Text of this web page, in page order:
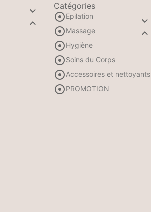


Catégories


Epilation
Massage
Hygiène
Soins du Corps
Accessoires et nettoyants
PROMOTION